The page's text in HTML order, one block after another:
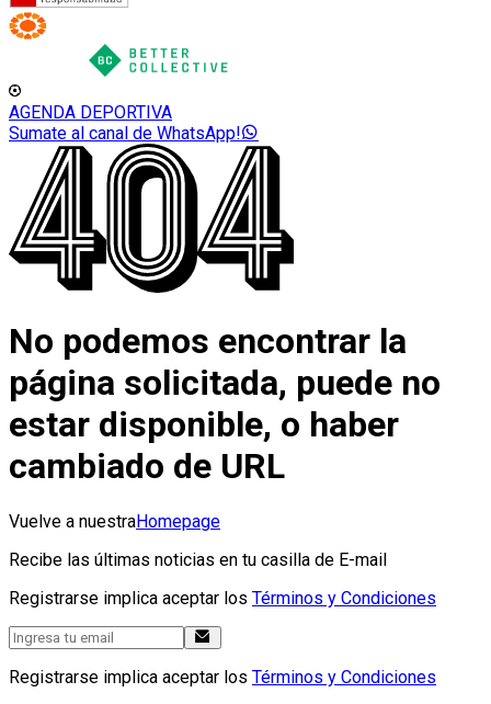
AGENDA DEPORTIVA
Sumate al canal de WhatsApp!
No podemos encontrar la
página solicitada, puede no
estar disponible, o haber
cambiado de URL
Vuelve a nuestraHomepage
Recibe las últimas noticias en tu casilla de E-mail
Registrarse implica aceptar los Términos y Condiciones
Registrarse implica aceptar los Términos y Condiciones